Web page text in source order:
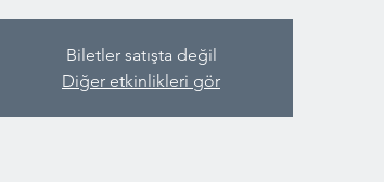
Biletler satışta değil
Diğer etkinlikleri gör